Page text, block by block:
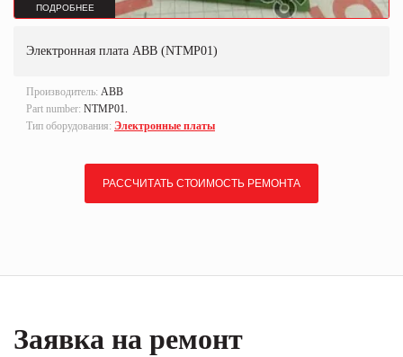
ПОДРОБНЕЕ
Электронная плата ABB (NTMP01)
Производитель: ABB
Part number: NTMP01.
Тип оборудования: Электронные платы
РАССЧИТАТЬ СТОИМОСТЬ РЕМОНТА
Заявка на ремонт